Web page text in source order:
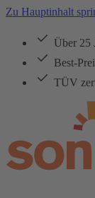
Zu Hauptinhalt
Über 25
Best-
TÜV